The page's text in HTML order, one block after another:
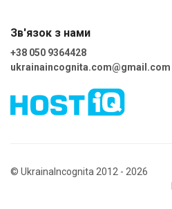
Зв'язок з нами
+38 050 9364428
ukrainaincognita.com@gmail.com
© UkrainaIncognita 2012 - 2026